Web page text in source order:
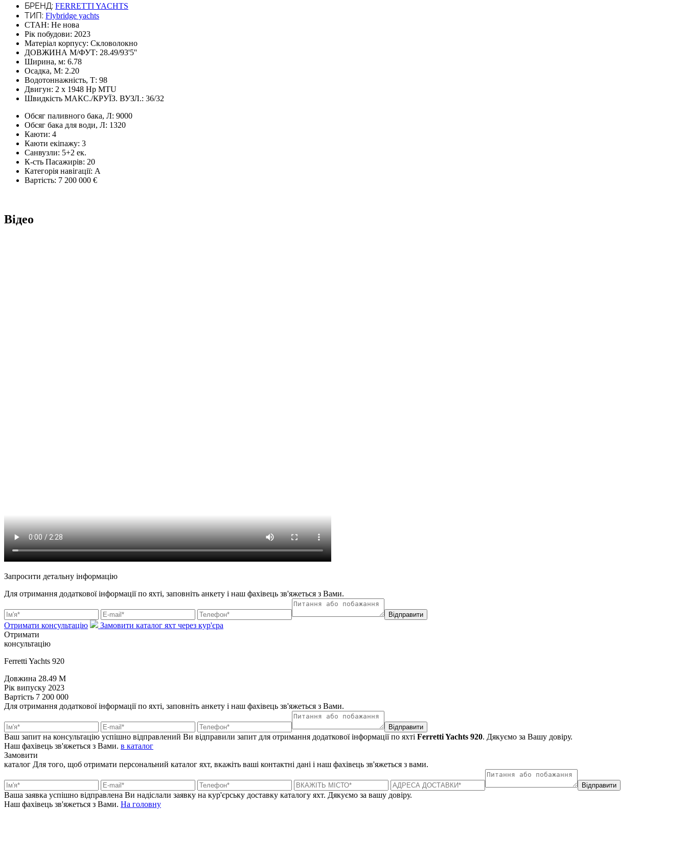
БРЕНД: FERRETTI YACHTS
ТИП: Flybridge yachts
СТАН: Не нова
Рік побудови: 2023
Матеріал корпусу: Скловолокно
ДОВЖИНА М/ФУТ: 28.49/93'5''
Ширина, м: 6.78
Осадка, М: 2.20
Водотоннажність, Т: 98
Двигун: 2 x 1948 Hp MTU
Швидкість МАКС./КРУЇЗ. ВУЗЛ.: 36/32
Обсяг паливного бака, Л: 9000
Обсяг бака для води, Л: 1320
Каюти: 4
Каюти екіпажу: 3
Санвузли: 5+2 ек.
К-сть Пасажирів: 20
Категорія навігації: А
Вартість: 7 200 000 €
Відео
Запросити детальну інформацію
Для отримання додаткової інформації по яхті, заповніть анкету і наш фахівець зв'яжеться з Вами.
Відправити
Отримати консультацію
Замовити каталог яхт через кур'єра
Отримати
консультацію
Ferretti Yachts 920
Довжина 28.49 M
Рік випуску 2023
Вартість 7 200 000
Для отримання додаткової інформації по яхті, заповніть анкету і наш фахівець зв'яжеться з Вами.
Відправити
Ваш запит на консультацію успішно відправлений Ви відправили запит для отримання додаткової інформації по яхті Ferretti Yachts 920. Дякуємо за Вашу довіру.
Наш фахівець зв'яжеться з Вами. в каталог
Замовити
каталог Для того, щоб отримати персональний каталог яхт, вкажіть ваші контактні дані і наш фахівець зв'яжеться з вами.
Відправити
Ваша заявка успішно відправлена Ви надіслали заявку на кур'єрську доставку каталогу яхт. Дякуємо за вашу довіру.
Наш фахівець зв'яжеться з Вами. На головну